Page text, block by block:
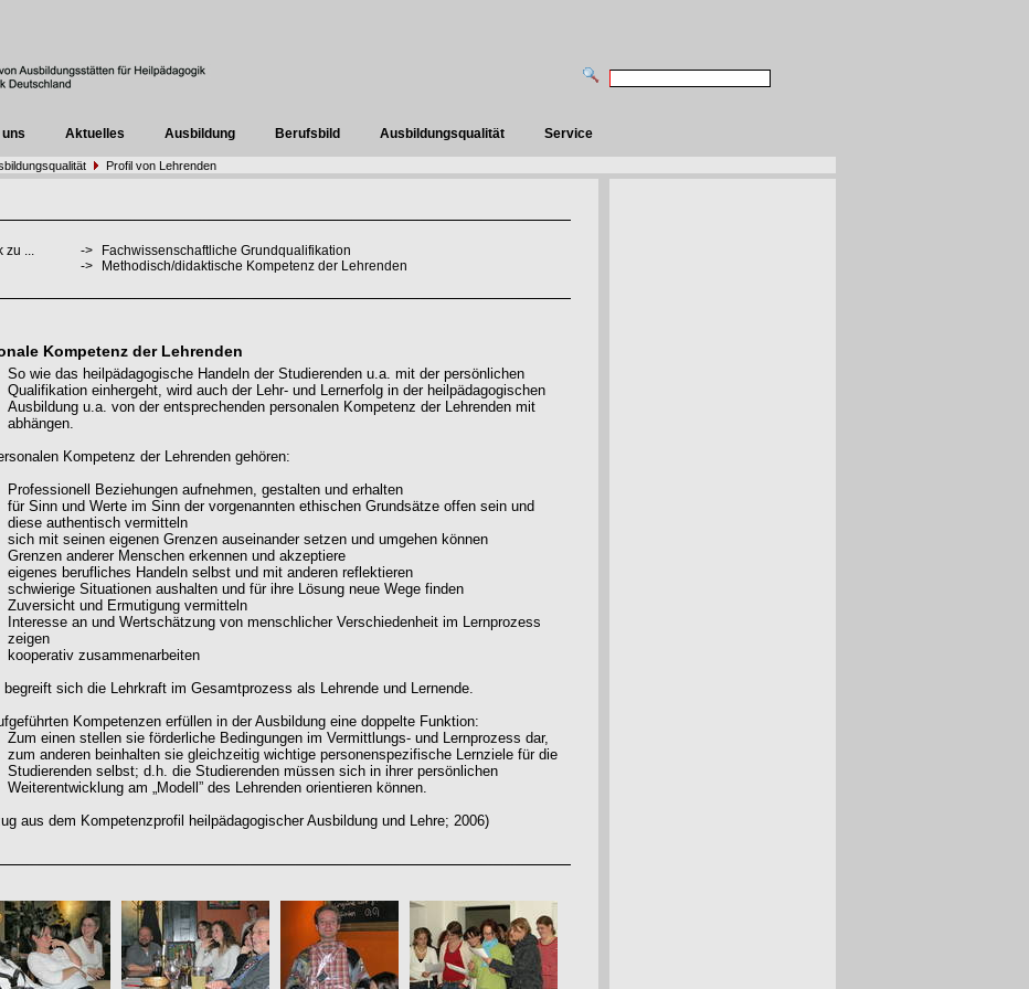
Aktuelles Ausbildung Berufsbild Ausbildungsqualität Service
Profil von Lehrenden
zu ... ->
Fachwissenschaftliche Grundqualifikation
->
Methodisch/didaktische Kompetenz der Lehrenden
Kompetenz der Lehrenden
So wie das heilpädagogische Handeln der Studierenden u.a. mit der persönlichen
Qualifikation einhergeht, wird auch der Lehr- und Lernerfolg in der heilpädagogischen
Ausbildung u.a. von der entsprechenden personalen Kompetenz der Lehrenden mit
abhängen.
Kompetenz der Lehrenden gehören:
Professionell Beziehungen aufnehmen, gestalten und erhalten
für Sinn und Werte im Sinn der vorgenannten ethischen Grundsätze offen sein und
diese authentisch vermitteln
sich mit seinen eigenen Grenzen auseinander setzen und umgehen können
Grenzen anderer Menschen erkennen und akzeptiere
eigenes berufliches Handeln selbst und mit anderen reflektieren
schwierige Situationen aushalten und für ihre Lösung neue Wege finden
Zuversicht und Ermutigung vermitteln
Interesse an und Wertschätzung von menschlicher Verschiedenheit im Lernprozess
zeigen
kooperativ zusammenarbeiten
begreift sich die Lehrkraft im Gesamtprozess als Lehrende und Lernende.
Kompetenzen erfüllen in der Ausbildung eine doppelte Funktion:
Zum einen stellen sie förderliche Bedingungen im Vermittlungs- und Lernprozess dar,
zum anderen beinhalten sie gleichzeitig wichtige personenspezifische Lernziele für die
Studierenden selbst; d.h. die Studierenden müssen sich in ihrer persönlichen
Weiterentwicklung am „Modell” des Lehrenden orientieren können.
aus dem Kompetenzprofil heilpädagogischer Ausbildung und Lehre; 2006)